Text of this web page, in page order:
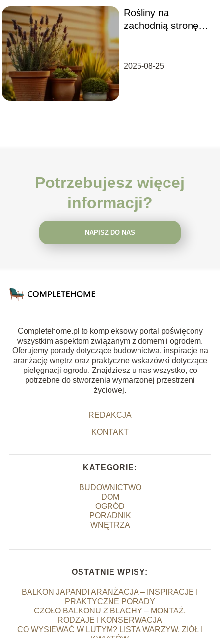
Rośliny na
zachodnią stronę
2025-08-25
Potrzebujesz więcej
informacji?
NAPISZ DO NAS
Completehome.pl to kompleksowy portal poświęcony
wszystkim aspektom związanym z domem i ogrodem.
Oferujemy porady dotyczące budownictwa, inspiracje na
aranżację wnętrz oraz praktyczne wskazówki dotyczące
pielęgnacji ogrodu. Znajdziesz u nas wszystko, co
potrzebne do stworzenia wymarzonej przestrzeni
życiowej.
REDAKCJA
KONTAKT
KATEGORIE:
BUDOWNICTWO
DOM
OGRÓD
PORADNIK
WNĘTRZA
OSTATNIE WPISY:
BALKON JAPANDI ARANŻACJA – INSPIRACJE I
PRAKTYCZNE PORADY
CZOŁO BALKONU Z BLACHY – MONTAŻ,
RODZAJE I KONSERWACJA
CO WYSIEWAĆ W LUTYM? LISTA WARZYW, ZIÓŁ I